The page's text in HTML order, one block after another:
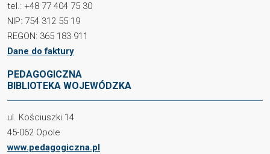
tel.: +48 77 404 75 30
NIP: 754 312 55 19
REGON: 365 183 911
Dane do faktury
PEDAGOGICZNA
BIBLIOTEKA WOJEWÓDZKA
ul. Kościuszki 14
45-062 Opole
www.pedagogiczna.pl